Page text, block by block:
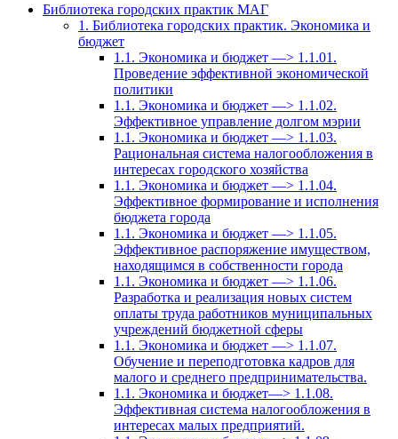
Библиотека городских практик МАГ
1. Библиотека городских практик. Экономика и
бюджет
1.1. Экономика и бюджет —> 1.1.01.
Проведение эффективной экономической
политики
1.1. Экономика и бюджет —> 1.1.02.
Эффективное управление долгом мэрии
1.1. Экономика и бюджет —> 1.1.03.
Рациональная система налогообложения в
интересах городского хозяйства
1.1. Экономика и бюджет —> 1.1.04.
Эффективное формирование и исполнения
бюджета города
1.1. Экономика и бюджет —> 1.1.05.
Эффективное распоряжение имуществом,
находящимся в собственности города
1.1. Экономика и бюджет —> 1.1.06.
Разработка и реализация новых систем
оплаты труда работников муниципальных
учреждений бюджетной сферы
1.1. Экономика и бюджет —> 1.1.07.
Обучение и переподготовка кадров для
малого и среднего предпринимательства.
1.1. Экономика и бюджет—> 1.1.08.
Эффективная система налогообложения в
интересах малых предприятий.